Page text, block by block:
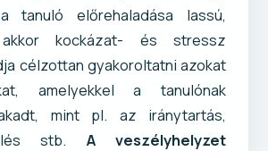
tanuló előrehaladása lassú,
akkor kockázat- és stressz
célzottan gyakoroltatni azokat
amelyekkel a tanulónak
mint pl. az iránytartás,
stb. A veszélyhelyzet